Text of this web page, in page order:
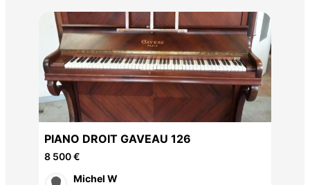
PIANO DROIT GAVEAU 126
8 500 €
Michel W